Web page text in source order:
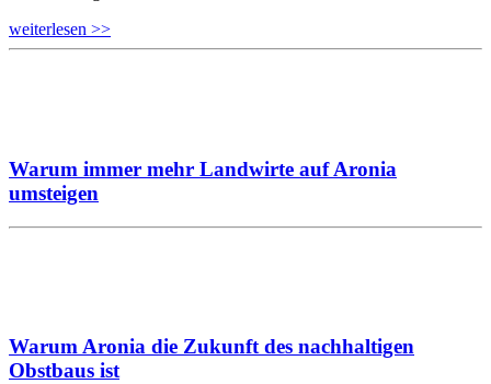
weiterlesen >>
Warum immer mehr Landwirte auf Aronia
umsteigen
Warum Aronia die Zukunft des nachhaltigen
Obstbaus ist